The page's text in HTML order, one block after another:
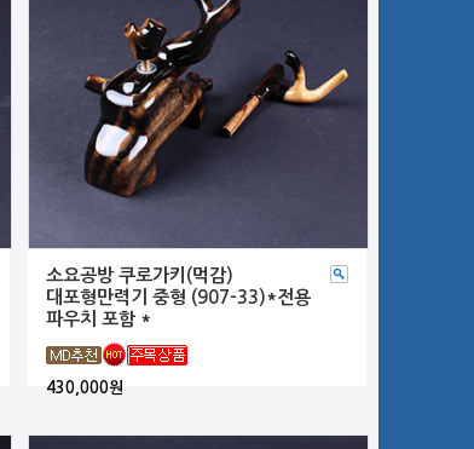
소요공방 쿠로가키(먹감)
대포형만력기 중형 (907-33)*전용
파우치 포함 *
430,000원